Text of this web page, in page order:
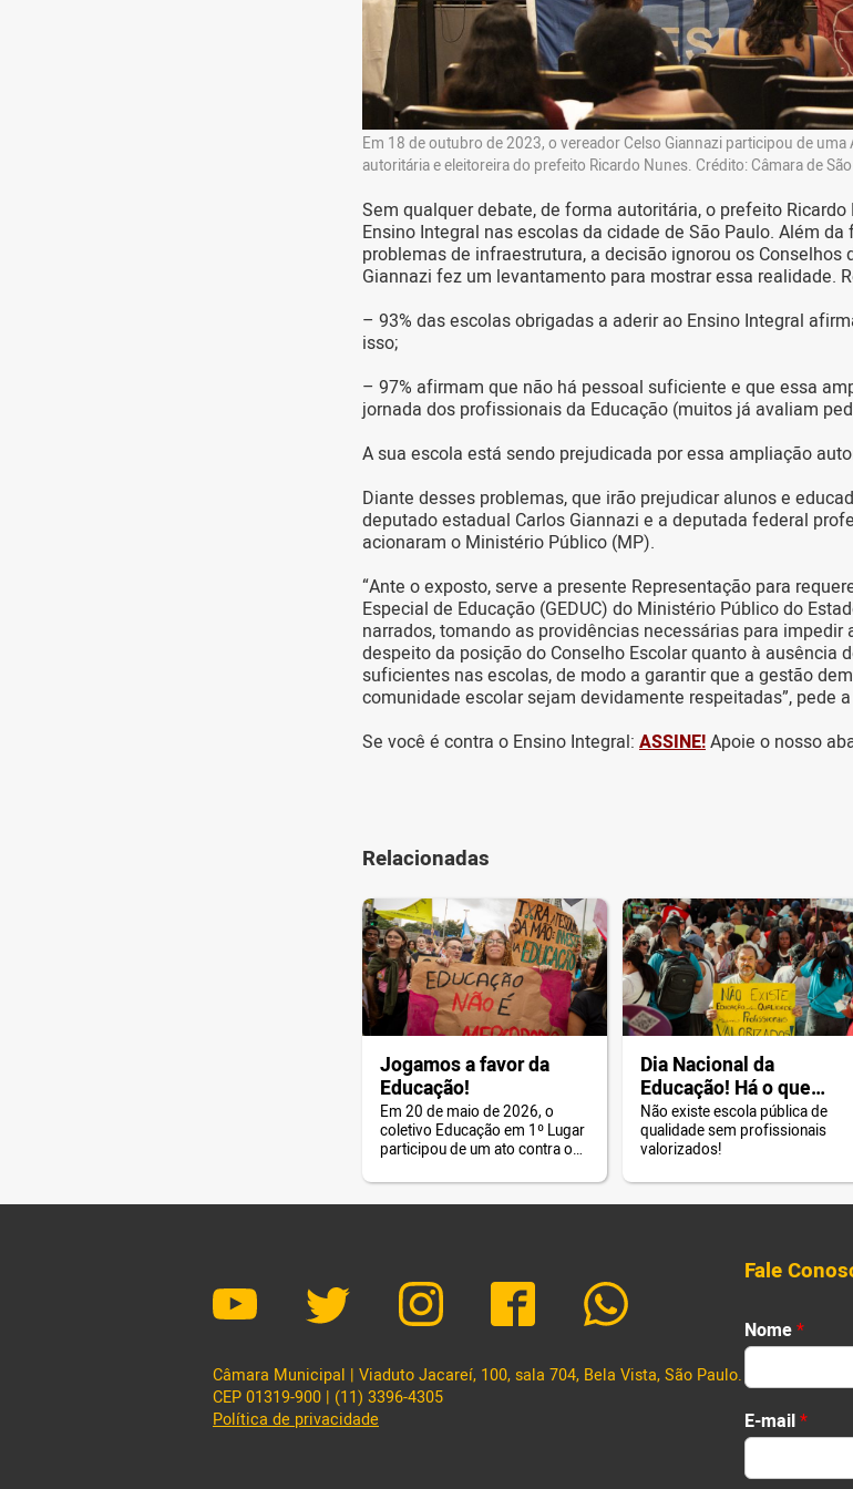
Em 18 de outubro de 2023, o vereador Celso Giannazi participou de
autoritária e eleitoreira do prefeito Ricardo Nunes. Crédito: Câmara de
Sem qualquer debate, de forma autoritária, o prefeito
Ensino Integral nas escolas da cidade de São Paulo. Além
problemas de infraestrutura, a decisão ignorou os Conselhos
Giannazi fez um levantamento para mostrar essa realidade.
– 93% das escolas obrigadas a aderir ao Ensino Integral
isso;
– 97% afirmam que não há pessoal suficiente e que essa
jornada dos profissionais da Educação (muitos já avaliam
A sua escola está sendo prejudicada por essa ampliação
Diante desses problemas, que irão prejudicar alunos e
deputado estadual Carlos Giannazi e a deputada federal
acionaram o Ministério Público (MP).
“Ante o exposto, serve a presente Representação para
Especial de Educação (GEDUC) do Ministério Público do
narrados, tomando as providências necessárias para impedir
despeito da posição do Conselho Escolar quanto à ausência
suficientes nas escolas, de modo a garantir que a gestão
comunidade escolar sejam devidamente respeitadas”, pede
Se você é contra o Ensino Integral: ASSINE!Apoie o nosso
Relacionadas
Jogamos a favor da
Educação!
Em 20 de maio de 2026, o
coletivo Educação em 1º Lugar
participou de um ato contra o
Paulo.
Dia Nacional da
Educação! Há o que
comemorar?
Não existe escola pública de
qualidade sem profissionais
valorizados!
Câmara Municipal | Viaduto Jacareí, 100, sala 704, Bela Vista, São Paulo.
CEP 01319-900 | (11) 3396-4305
Política de privacidade
Fale
Nome*
First
*
T
l
E-mail*